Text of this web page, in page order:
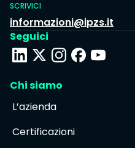
SCRIVICI
informazioni@ipzs.it
Seguici
Chi siamo
L’azienda
Certificazioni